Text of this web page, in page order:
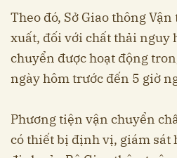
Theo đó, Sở Giao thông
xuất, đối với chất thải nguy
chuyển được hoạt động
ngày hôm trước đến 5 giờ
Phương tiện vận chuyển
có thiết bị định vị, giám sát